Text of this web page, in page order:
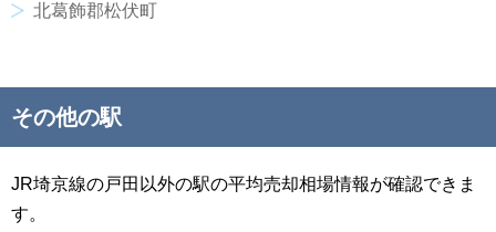
北葛飾郡松伏町
その他の駅
JR埼京線の戸田以外の駅の平均売却相場情報が確認できま
す。